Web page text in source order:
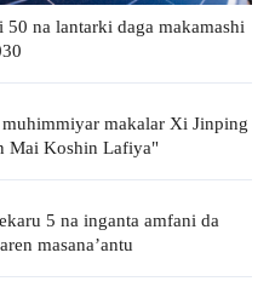
50 na lantarki daga makamashi
makalar Xi Jinping
Mai Koshin Lafiya"
5 na inganta amfani da
masana’antu